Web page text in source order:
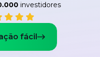
investidores
fácil